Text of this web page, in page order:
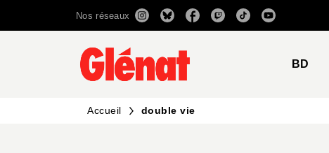
RECHERCHE CONTENU
Nos réseaux
BD
Accueil double vie